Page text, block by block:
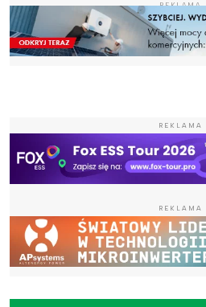
REKLAMA
REKLAMA
REKLAMA